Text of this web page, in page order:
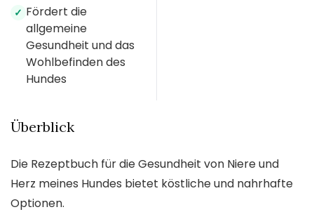
✓ Fördert die
allgemeine
Gesundheit und das
Wohlbefinden des
Hundes
Überblick
Die Rezeptbuch für die Gesundheit von Niere und
Herz meines Hundes bietet köstliche und nahrhafte
Optionen.